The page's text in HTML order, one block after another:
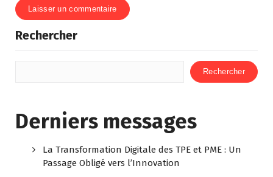
Rechercher
Rechercher
Derniers messages
La Transformation Digitale des TPE et PME : Un
Passage Obligé vers l’Innovation